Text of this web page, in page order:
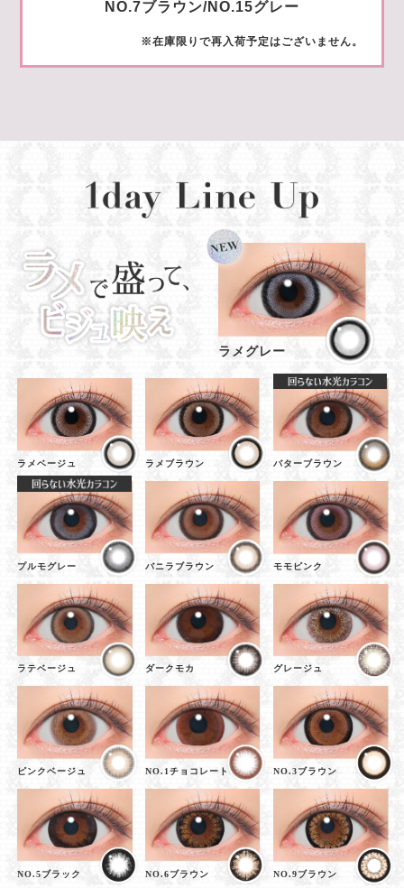
NO.7ブラウン/NO.15グレー
※在庫限りで再入荷予定はございません。
ラメグレー
ラメベージュ ラメブラウン バターブラウン
プルモグレー バニラブラウン モモピンク
ラテベージュ ダークモカ グレージュ
ピンクベージュ NO.1チョコレート NO.3ブラウン
NO.5ブラック NO.6ブラウン NO.9ブラウン